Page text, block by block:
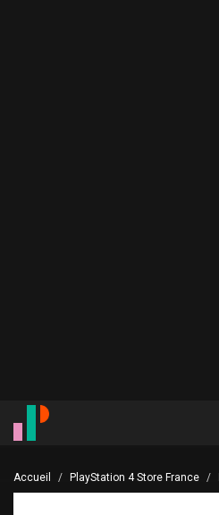
Accueil PlayStation 4 Store France